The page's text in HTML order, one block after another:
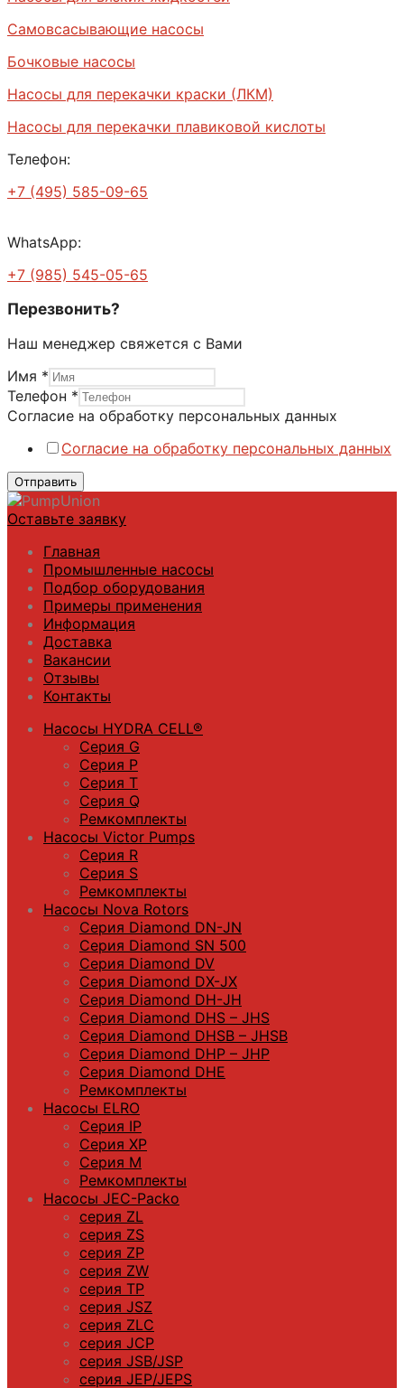
Самовсасывающие насосы
Бочковые насосы
Насосы для перекачки краски (ЛКМ)
Насосы для перекачки плавиковой кислоты
Телефон:
+7 (495) 585-09-65
WhatsApp:
+7 (985) 545-05-65
Перезвонить?
Наш менеджер свяжется с Вами
Имя *
Телефон *
Согласие на обработку персональных данных
Согласие на обработку персональных данных
Отправить
Оставьте заявку
Главная
Промышленные насосы
Подбор оборудования
Примеры применения
Информация
Доставка
Вакансии
Отзывы
Контакты
Насосы HYDRA CELL®
Серия G
Серия P
Серия T
Серия Q
Ремкомплекты
Насосы Victor Pumps
Серия R
Серия S
Ремкомплекты
Насосы Nova Rotors
Серия Diamond DN-JN
Серия Diamond SN 500
Серия Diamond DV
Серия Diamond DX-JX
Серия Diamond DH-JH
Серия Diamond DHS – JHS
Серия Diamond DHSB – JHSB
Серия Diamond DHP – JHP
Серия Diamond DHE
Ремкомплекты
Насосы ELRO
Серия IP
Серия XP
Серия M
Ремкомплекты
Насосы JEC-Packo
серия ZL
серия ZS
серия ZP
серия ZW
серия TP
серия JSZ
серия ZLC
серия JCP
серия JSB/JSP
серия JEP/JEPS